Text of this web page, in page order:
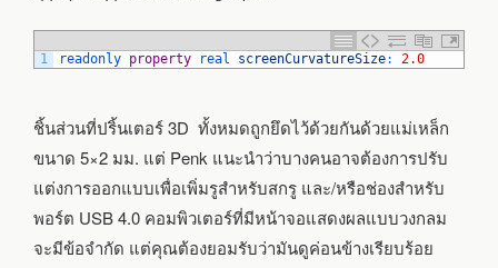
1 readonly property real screenCurvatureSize: 2.0
ชิ้นส่วนที่ปริ้นเตอร์ 3D ทั้งหมดถูกยึดไว้ด้วยกันด้วยแม่เหล็ก
ขนาด 5×2 มม. แต่ Penk แนะนำว่าบางคนอาจต้องการปรับ
แต่งการออกแบบเพื่อเพิ่มรูสำหรับสกรู และ/หรือช่องสำหรับ
พอร์ต USB 4.0 คอมพิวเตอร์ที่มีหน้าจอแสดงผลแบบวงกลม
จะมีข้อจำกัด แต่คุณต้องยอมรับว่ามันดูค่อนข้างเรียบร้อย